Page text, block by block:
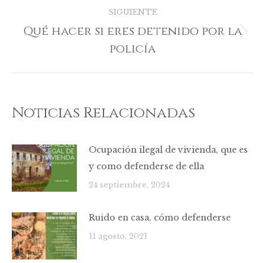
SIGUIENTE
Publicación
siguiente:
Qué hacer si eres detenido por la
policía
Noticias Relacionadas
Ocupación ilegal de vivienda, que es
y como defenderse de ella
24 septiembre, 2024
Ruido en casa, cómo defenderse
11 agosto, 2021